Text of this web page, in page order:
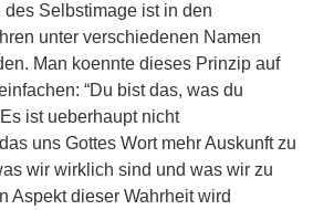
Selbstimage ist in den
unter verschiedenen Namen
Man koennte dieses Prinzip auf
“Du bist das, was du
ist ueberhaupt nicht
uns Gottes Wort mehr Auskunft zu
wir wirklich sind und was wir zu
Aspekt dieser Wahrheit wird